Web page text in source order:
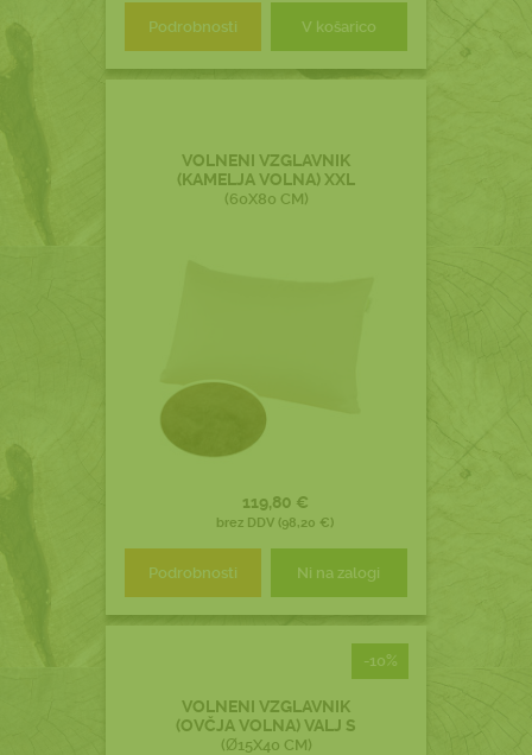
Podrobnosti V košarico
VOLNENI VZGLAVNIK
(KAMELJA VOLNA) XXL
(60X80 CM)
119,80 €
brez DDV (98,20 €)
Podrobnosti Ni na zalogi
-10%
VOLNENI VZGLAVNIK
(OVČJA VOLNA) VALJ S
(Ø15X40 CM)